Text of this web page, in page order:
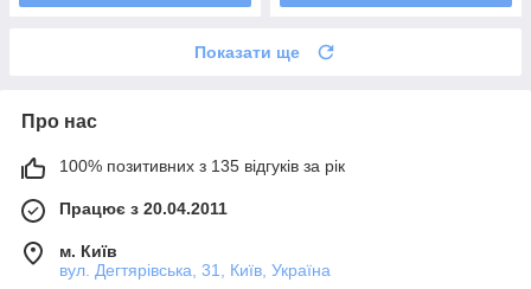
Показати ще
Про нас
100% позитивних з 135 відгуків за рік
Працює з 20.04.2011
м. Київ
вул. Дегтярівська, 31, Київ, Україна